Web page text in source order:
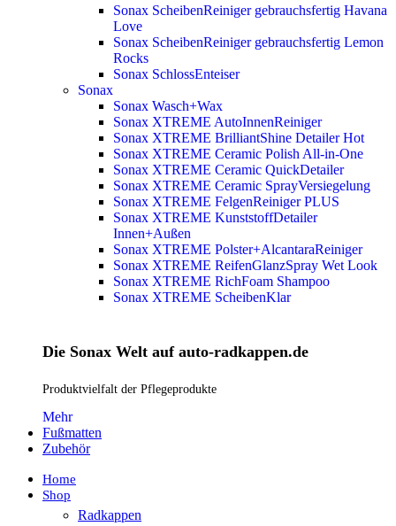
Sonax ScheibenReiniger gebrauchsfertig Havana
Love
Sonax ScheibenReiniger gebrauchsfertig Lemon
Rocks
Sonax SchlossEnteiser
Sonax
Sonax Wasch+Wax
Sonax XTREME AutoInnenReiniger
Sonax XTREME BrilliantShine DetailerHot
Sonax XTREME Ceramic Polish All-in-One
Sonax XTREME Ceramic QuickDetailer
Sonax XTREME Ceramic SprayVersiegelung
Sonax XTREME FelgenReiniger PLUS
Sonax XTREME KunststoffDetailer
Innen+Außen
Sonax XTREME Polster+AlcantaraReiniger
Sonax XTREME ReifenGlanzSpray Wet Look
Sonax XTREME RichFoam Shampoo
Sonax XTREME ScheibenKlar
Die Sonax Welt auf auto-radkappen.de
Produktvielfalt der Pflegeprodukte
Mehr
Fußmatten
Zubehör
Home
Shop
Radkappen